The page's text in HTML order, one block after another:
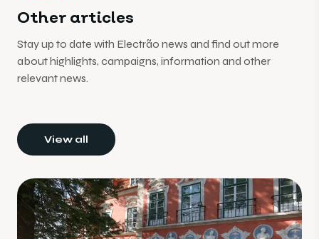
Other articles
Stay up to date with Electrão news and find out more
about highlights, campaigns, information and other
relevant news.
View all